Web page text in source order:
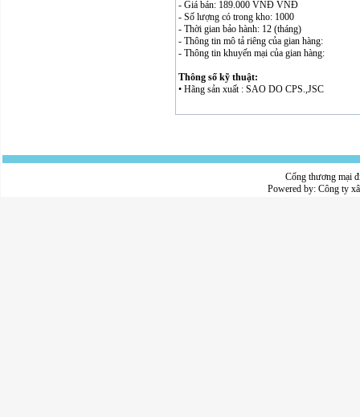
- Giá bán: 189.000 VNĐ VNĐ
- Số lượng có trong kho: 1000
- Thời gian bảo hành: 12 (tháng)
- Thông tin mô tả riêng của gian hàng:
- Thông tin khuyến mại của gian hàng:
Thông số kỹ thuật:
• Hãng sản xuất : SAO DO CPS.,JSC
Cổng thương mại
Powered by: Công ty